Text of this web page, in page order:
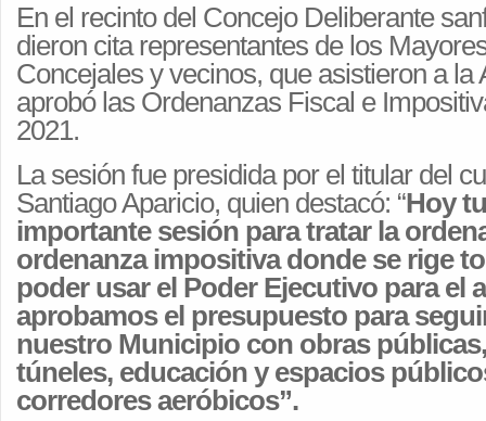
En el recinto del Concejo Deliberante
dieron cita representantes de los
Concejales y vecinos, que asistieron a la
aprobó las Ordenanzas Fiscal e
2021.
La sesión fue presidida por el titular del
Santiago Aparicio, quien destacó: “Hoy
importante sesión para tratar la
ordenanza impositiva donde se rige
poder usar el Poder Ejecutivo para el
aprobamos el presupuesto para
nuestro Municipio con obras
túneles, educación y espacios
corredores aeróbicos”.